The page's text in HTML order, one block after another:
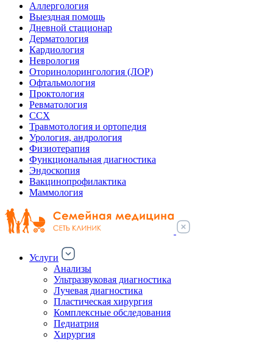
Аллергология
Выездная помощь
Дневной стационар
Дерматология
Кардиология
Неврология
Оторинолорингология (ЛОР)
Офтальмология
Проктология
Ревматология
ССХ
Травмотология и ортопедия
Урология, андрология
Физиотерапия
Функциональная диагностика
Эндоскопия
Вакцинопрофилактика
Маммология
Услуги
Анализы
Ультразвуковая диагностика
Лучевая диагностика
Пластическая хирургия
Комплексные обследования
Педиатрия
Хирургия